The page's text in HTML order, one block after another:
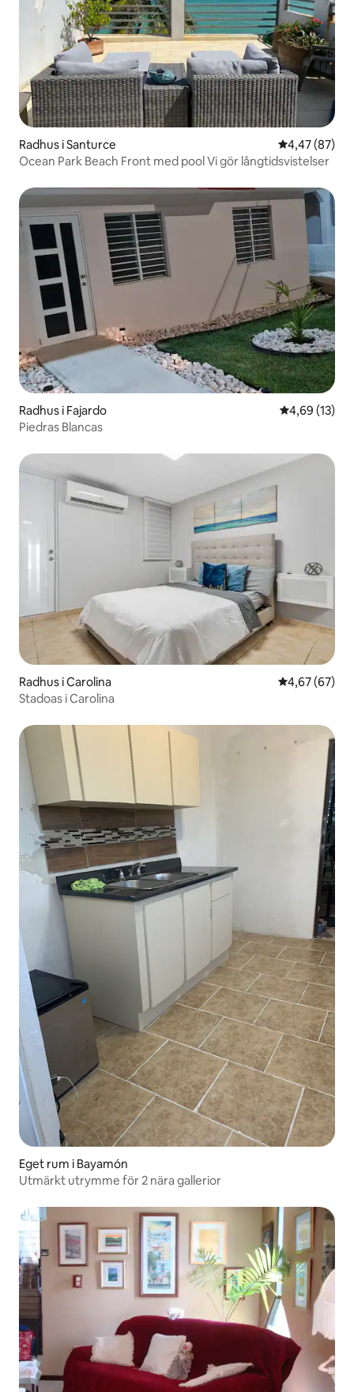
Radhus i Santurce 4,47 av 5 i
4,47 (87)
Ocean Park Beach Front med pool Vi gör långtidsvistelser
Radhus i Fajardo 4,69 av 5 i
4,69 (13)
Piedras Blancas
Radhus i Carolina 4,67 av 5 i
4,67 (67)
Stadoas i Carolina
Eget rum i Bayamón
Utmärkt utrymme för 2 nära gallerior